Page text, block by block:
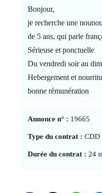
Bonjour,
je recherche une
de 5 ans, qui parle
Sérieuse et ponctuelle
Du vendredi soir au
Hebergement et
bonne rémunération
Annonce n° : 19665
Type du contrat : CDD
Durée du contrat : 24